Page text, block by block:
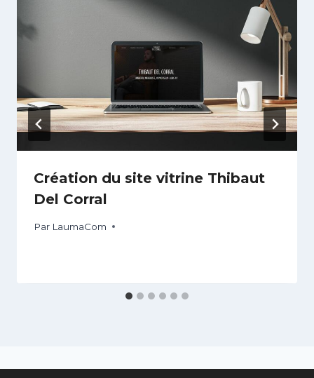
Création du site vitrine Thibaut
Del Corral
Par LaumaCom